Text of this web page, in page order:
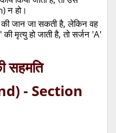
न हो।
जान जा सकती है, लेकिन वह
मृत्यु हो जाती है, तो सर्जन 'A'
सहमति
- Section